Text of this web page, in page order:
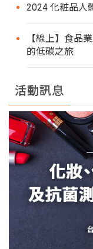
2024 化粧品人
【線上】食品
的低碳之旅
活動訊息